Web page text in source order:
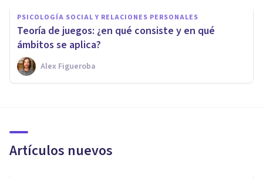
PSICOLOGÍA SOCIAL Y RELACIONES PERSONALES
Teoría de juegos: ¿en qué consiste y en qué
ámbitos se aplica?
Alex Figueroba
Artículos nuevos